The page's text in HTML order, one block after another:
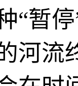
“暂
河流